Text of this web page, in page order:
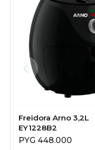
Freidora Arno 3,2L
EY1228B2
PYG 448.000